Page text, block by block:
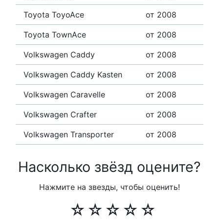
Toyota ToyoAce от 2008
Toyota TownAce от 2008
Volkswagen Caddy от 2008
Volkswagen Caddy Kasten от 2008
Volkswagen Caravelle от 2008
Volkswagen Crafter от 2008
Volkswagen Transporter от 2008
Насколько звёзд оцените?
Нажмите на звезды, чтобы оценить!
☆
☆
☆
☆
☆